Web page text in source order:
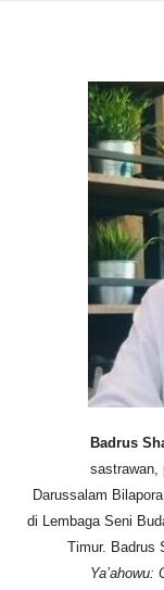
Badrus
sastrawan,
Darussalam
di Lembaga Seni
Timur. Badrus
Ya’ahowu: